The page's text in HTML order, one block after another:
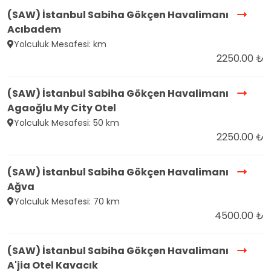
(SAW) İstanbul Sabiha Gökçen Havalimanı
Acıbadem
Yolculuk Mesafesi: km
2250.00 ₺
(SAW) İstanbul Sabiha Gökçen Havalimanı
Agaoğlu My City Otel
Yolculuk Mesafesi: 50 km
2250.00 ₺
(SAW) İstanbul Sabiha Gökçen Havalimanı
Ağva
Yolculuk Mesafesi: 70 km
4500.00 ₺
(SAW) İstanbul Sabiha Gökçen Havalimanı
A'jia Otel Kavacık